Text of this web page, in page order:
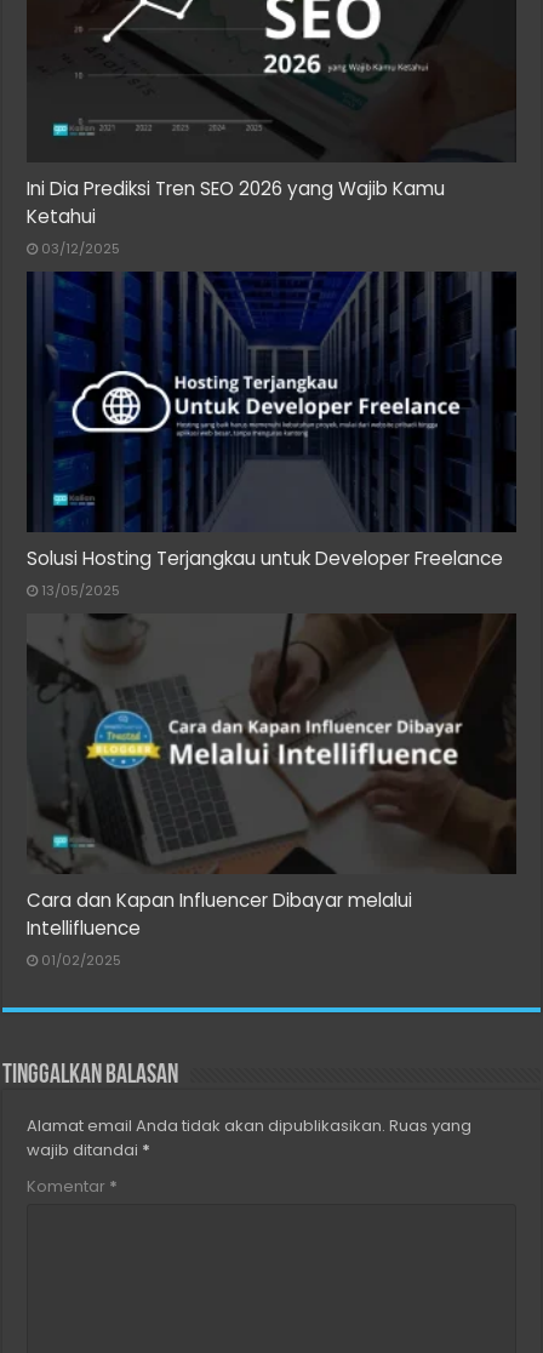
Ini Dia Prediksi Tren SEO 2026 yang Wajib Kamu
Ketahui
03/12/2025
Solusi Hosting Terjangkau untuk Developer Freelance
13/05/2025
Cara dan Kapan Influencer Dibayar melalui
Intellifluence
01/02/2025
Tinggalkan Balasan
Alamat email Anda tidak akan dipublikasikan. Ruas yang
wajib ditandai *
Komentar *